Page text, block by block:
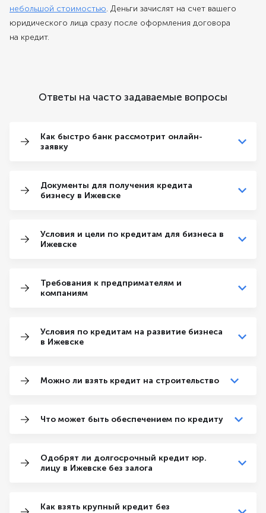
небольшой стоимостью. Деньги зачислят на счет вашего
юридического лица сразу после оформления договора
на кредит.
Ответы на часто задаваемые вопросы
Как быстро банк рассмотрит онлайн-
заявку
Документы для получения кредита
бизнесу в Ижевске
Условия и цели по кредитам для бизнеса в
Ижевске
Требования к предпримателям и
компаниям
Условия по кредитам на развитие бизнеса
в Ижевске
Можно ли взять кредит на строительство
Что может быть обеспечением по кредиту
Одобрят ли долгосрочный кредит юр.
лицу в Ижевске без залога
Как взять крупный кредит без